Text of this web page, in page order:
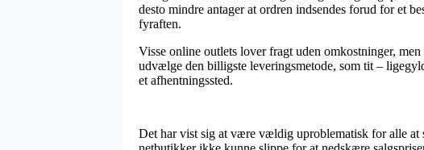
desto mindre antager at ordren indsendes forud for et
fyraften.
Visse online outlets lover fragt uden omkostninger,
udvælge den billigste leveringsmetode, som tit –
et afhentningssted.
Det har vist sig at være vældig uproblematisk for alle at